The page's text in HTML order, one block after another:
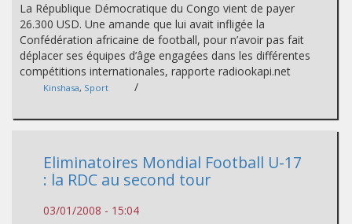
La République Démocratique du Congo vient de payer
26.300 USD. Une amande que lui avait infligée la
Confédération africaine de football, pour n’avoir pas fait
déplacer ses équipes d’âge engagées dans les différentes
compétitions internationales, rapporte radiookapi.net
Kinshasa, Sport /
Eliminatoires Mondial Football U-17
: la RDC au second tour
03/01/2008 - 15:04